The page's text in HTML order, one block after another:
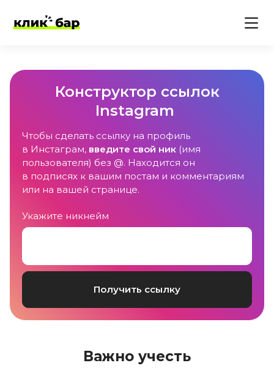
Конструктор ссылок
Instagram
Чтобы сделать ссылку на профиль
в Инстаграм, введите свой ник (имя
пользователя) без @. Находится он
в подписях к вашим постам и комментариям
или на вашей странице.
Укажите никнейм
Получить ссылку
Важно учесть